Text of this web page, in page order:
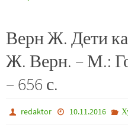
Верн Ж. Дети
Ж. Верн. – М.:
– 656 с.
redaktor 10.11.2016